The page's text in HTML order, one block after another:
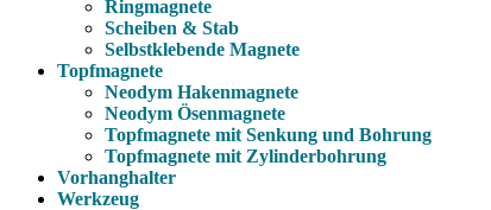
Ringmagnete
Scheiben & Stab
Selbstklebende Magnete
Topfmagnete
Neodym Hakenmagnete
Neodym Ösenmagnete
Topfmagnete mit Senkung und Bohrung
Topfmagnete mit Zylinderbohrung
Vorhanghalter
Werkzeug